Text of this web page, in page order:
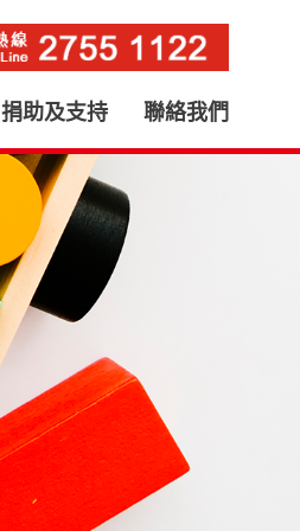
捐助及支持 聯絡我們